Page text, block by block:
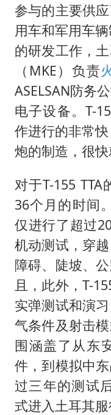
参与的主要供
用车和军用车
的研发工作，
（MKE）负责
ASELSAN防务
电子设备。T-
作进行的非常
炮的制造，很快
对于T-155
36个月的时间
仅进行了超过
机动测试，穿
障碍、陡坡、
且，此外，T-
实弹测试和演
气条件及射击
围涵盖了从东
件，到模拟中
过三年的测试
式进入土耳其服